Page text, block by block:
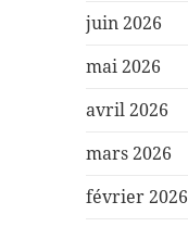
juin 2026
mai 2026
avril 2026
mars 2026
février 2026